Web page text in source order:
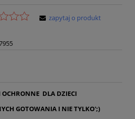
zapytaj o produkt
OCHRONNE DLA DZIECI
GOTOWANIA I NIE TYLKO';)